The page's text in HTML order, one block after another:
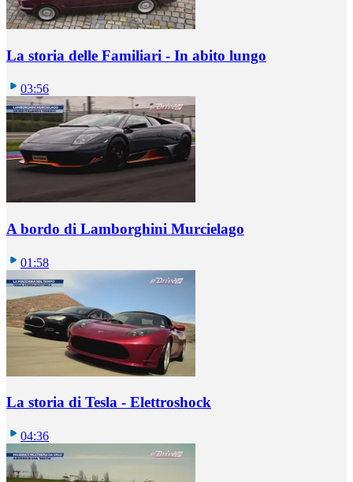
La storia delle Familiari - In abito lungo
03:56
A bordo di Lamborghini Murcielago
01:58
La storia di Tesla - Elettroshock
04:36